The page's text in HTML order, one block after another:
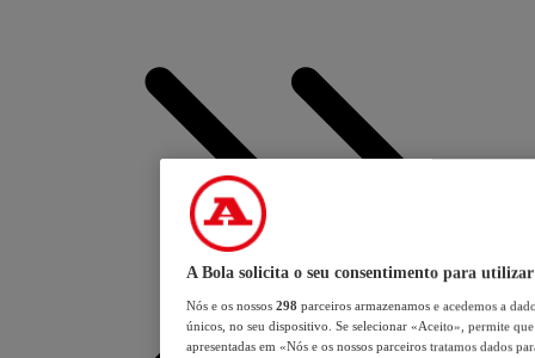
A Bola solicita o seu consentimento para utilizar
Nós e os nossos 298 parceiros armazenamos e acedemos a
únicos, no seu dispositivo. Se selecionar «Aceito», permite
apresentadas em «Nós e os nossos parceiros tratamos dados